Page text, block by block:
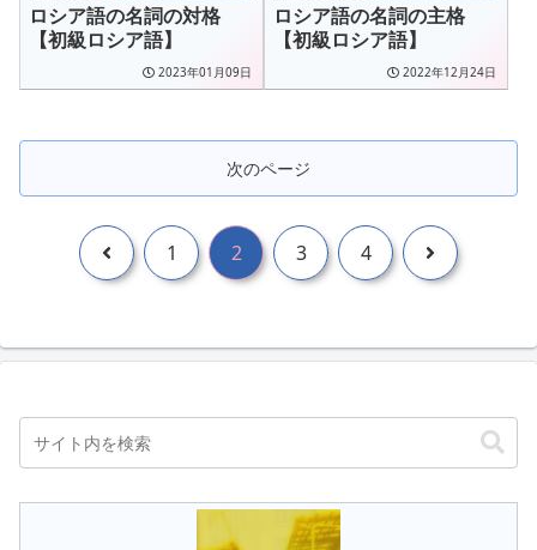
ロシア語の名詞の対格
【初級ロシア語】
2023年01月09日
ロシア語の名詞の主格
【初級ロシア語】
2022年12月24日
次のページ
前
1 2 3 4
次